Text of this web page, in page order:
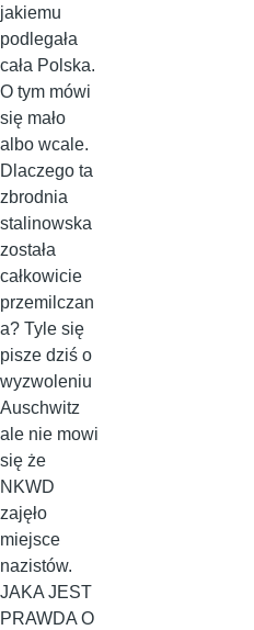
jakiemu
podlegała
cała Polska.
O tym mówi
się mało
albo wcale.
Dlaczego ta
zbrodnia
stalinowska
została
całkowicie
przemilczan
a? Tyle się
pisze dziś o
wyzwoleniu
Auschwitz
ale nie mowi
się że
NKWD
zajęło
miejsce
nazistów.
JAKA JEST
PRAWDA O